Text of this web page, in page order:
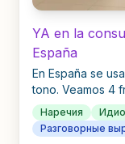
YA en la
España
En España se
tono. Veamos 4
Наречия
Разговорные